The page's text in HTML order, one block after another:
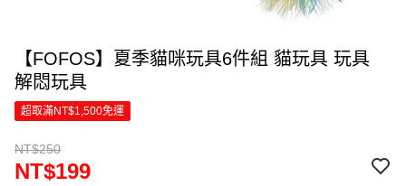
【FOFOS】夏季貓咪玩具6件組 貓玩具 玩具
解悶玩具
超取滿NT$1,500免運
NT$250
NT$199